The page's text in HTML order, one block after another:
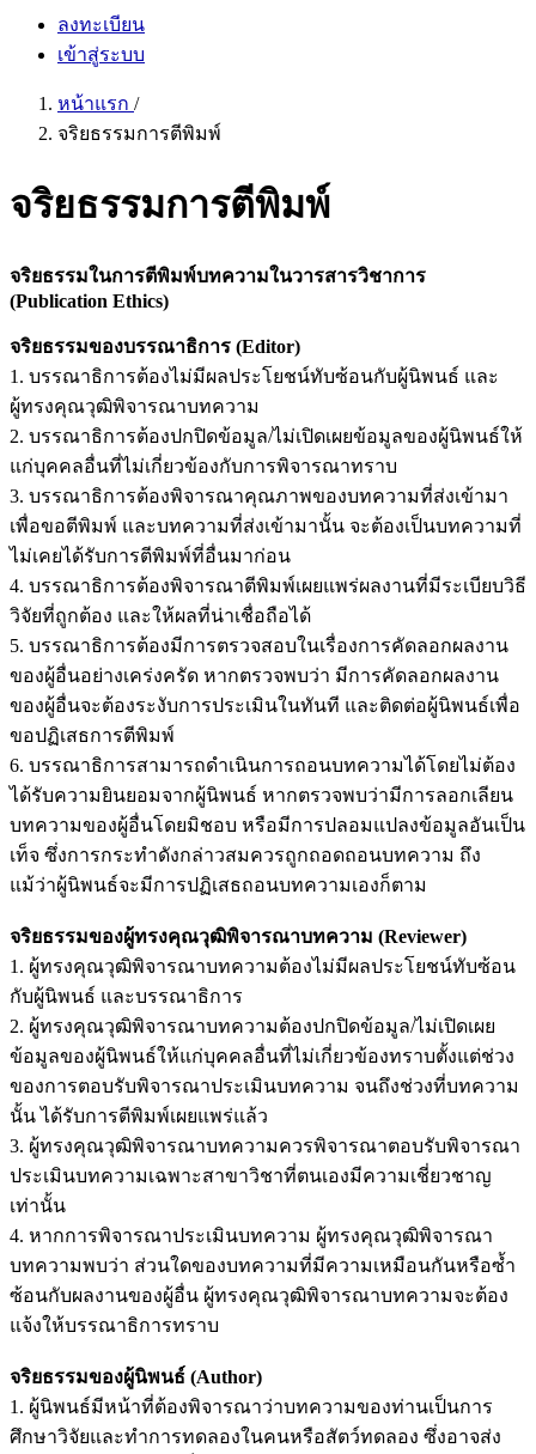
ลงทะเบียน
เข้าสู่ระบบ
หน้าแรก /
จริยธรรมการตีพิมพ์
จริยธรรมการตีพิมพ์
จริยธรรมในการตีพิมพ์บทความในวารสารวิชาการ
(Publication Ethics)
จริยธรรมของบรรณาธิการ (Editor)
1. บรรณาธิการต้องไม่มีผลประโยชน์ทับซ้อนกับผู้นิพนธ์ และ
ผู้ทรงคุณวุฒิพิจารณาบทความ
2. บรรณาธิการต้องปกปิดข้อมูล/ไม่เปิดเผยข้อมูลของผู้นิพนธ์ให้
แก่บุคคลอื่นที่ไม่เกี่ยวข้องกับการพิจารณาทราบ
3. บรรณาธิการต้องพิจารณาคุณภาพของบทความที่ส่งเข้ามา
เพื่อขอตีพิมพ์ และบทความที่ส่งเข้ามานั้น จะต้องเป็นบทความที่
ไม่เคยได้รับการตีพิมพ์ที่อื่นมาก่อน
4. บรรณาธิการต้องพิจารณาตีพิมพ์เผยแพร่ผลงานที่มีระเบียบวิธี
วิจัยที่ถูกต้อง และให้ผลที่น่าเชื่อถือได้
5. บรรณาธิการต้องมีการตรวจสอบในเรื่องการคัดลอกผลงาน
ของผู้อื่นอย่างเคร่งครัด หากตรวจพบว่า มีการคัดลอกผลงาน
ของผู้อื่นจะต้องระงับการประเมินในทันที และติดต่อผู้นิพนธ์เพื่อ
ขอปฏิเสธการตีพิมพ์
6. บรรณาธิการสามารถดำเนินการถอนบทความได้โดยไม่ต้อง
ได้รับความยินยอมจากผู้นิพนธ์ หากตรวจพบว่ามีการลอกเลียน
บทความของผู้อื่นโดยมิชอบ หรือมีการปลอมแปลงข้อมูลอันเป็น
เท็จ ซึ่งการกระทำดังกล่าวสมควรถูกถอดถอนบทความ ถึง
แม้ว่าผู้นิพนธ์จะมีการปฏิเสธถอนบทความเองก็ตาม
จริยธรรมของผู้ทรงคุณวุฒิพิจารณาบทความ (Reviewer)
1. ผู้ทรงคุณวุฒิพิจารณาบทความต้องไม่มีผลประโยชน์ทับซ้อน
กับผู้นิพนธ์ และบรรณาธิการ
2. ผู้ทรงคุณวุฒิพิจารณาบทความต้องปกปิดข้อมูล/ไม่เปิดเผย
ข้อมูลของผู้นิพนธ์ให้แก่บุคคลอื่นที่ไม่เกี่ยวข้องทราบตั้งแต่ช่วง
ของการตอบรับพิจารณาประเมินบทความ จนถึงช่วงที่บทความ
นั้น ได้รับการตีพิมพ์เผยแพร่แล้ว
3. ผู้ทรงคุณวุฒิพิจารณาบทความควรพิจารณาตอบรับพิจารณา
ประเมินบทความเฉพาะสาขาวิชาที่ตนเองมีความเชี่ยวชาญ
เท่านั้น
4. หากการพิจารณาประเมินบทความ ผู้ทรงคุณวุฒิพิจารณา
บทความพบว่า ส่วนใดของบทความที่มีความเหมือนกันหรือซ้ำ
ซ้อนกับผลงานของผู้อื่น ผู้ทรงคุณวุฒิพิจารณาบทความจะต้อง
แจ้งให้บรรณาธิการทราบ
จริยธรรมของผู้นิพนธ์ (Author)
1. ผู้นิพนธ์มีหน้าที่ต้องพิจารณาว่าบทความของท่านเป็นการ
ศึกษาวิจัยและทำการทดลองในคนหรือสัตว์ทดลอง ซึ่งอาจส่ง